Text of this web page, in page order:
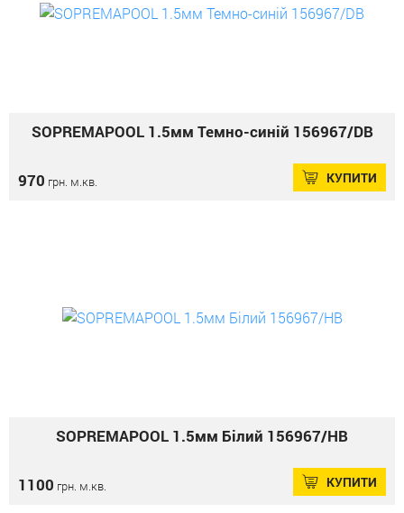
SOPREMAPOOL 1.5мм Темно-синій 156967/DB
970 грн. м.кв. КУПИТИ
SOPREMAPOOL 1.5мм Білий 156967/HB
1100 грн. м.кв. КУПИТИ